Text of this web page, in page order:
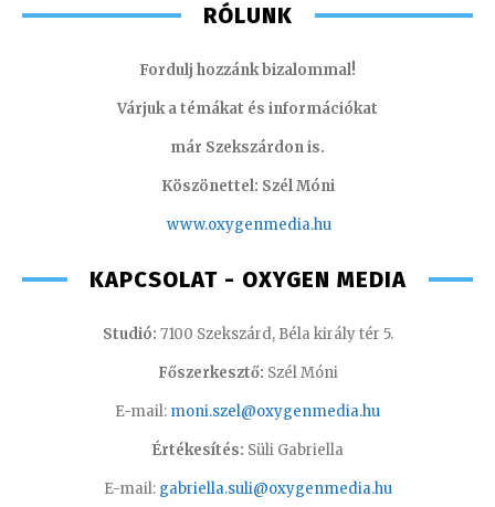
RÓLUNK
Fordulj hozzánk bizalommal!
Várjuk a témákat és információkat
már Szekszárdon is.
Köszönettel: Szél Móni
www.oxygenmedia.hu
KAPCSOLAT - OXYGEN MEDIA
Studió: 7100 Szekszárd, Béla király tér 5.
Főszerkesztő: Szél Móni
E-mail: moni.szel@oxygenmedia.hu
Értékesítés: Süli Gabriella
E-mail: gabriella.suli@oxygenmedia.hu